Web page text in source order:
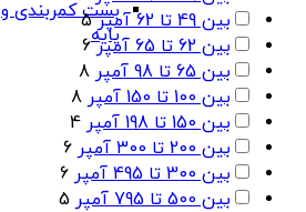
بست کمربندی و
پایه
بین 49 تا 62 آمپر
5
بین 62 تا 65 آمپر
6
بین 65 تا 98 آمپر
8
بین 100 تا 150 آمپر
8
بین 150 تا 198 آمپر
4
بین 200 تا 300 آمپر
6
بین 300 تا 495 آمپر
6
بین 500 تا 795 آمپر
5